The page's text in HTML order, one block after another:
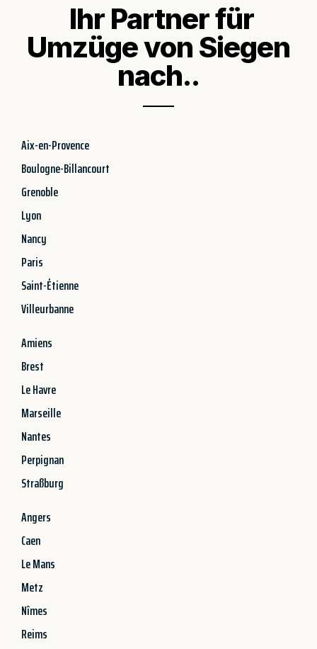
Ihr Partner für
Umzüge von Siegen
nach..
Aix-en-Provence
Boulogne-Billancourt
Grenoble
Lyon
Nancy
Paris
Saint-Étienne
Villeurbanne
Amiens
Brest
Le Havre
Marseille
Nantes
Perpignan
Straßburg
Angers
Caen
Le Mans
Metz
Nîmes
Reims